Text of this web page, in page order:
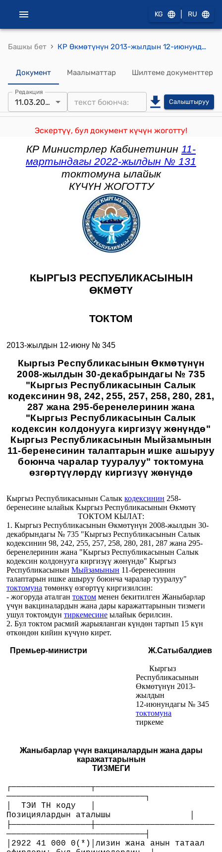
KG RU
Башкы бет › КР Өкмөтүнүн 2013-жылдын 12-июнундагы № 345 "Кыргыз Республикасынын Өкмөтүнүн 2008-жылдын 30-декабрындагы № 735 "Кыргыз Республикасынын Салык кодексинин 98, 242, 255, 257, 258, 280, 281, 287 жана 295-беренелеринин жана "Кыргыз Республикасынын Салык кодексин колдонууга киргизүү жөнүндө" Кыргыз Республикасынын Мыйзамынын 11-беренесинин талаптарын ишке ашыруу боюнча чаралар тууралуу" токтомуна өзгөртүүлөрдү киргизүү жөнүндө" токтому
Документ Маалыматтар Шилтеме документтер
Редакция
11.03.2022 Салыштыруу
Эскертүү, бул документ күчүн жоготту!